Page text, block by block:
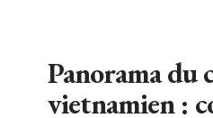
Panorama du
vietnamien :